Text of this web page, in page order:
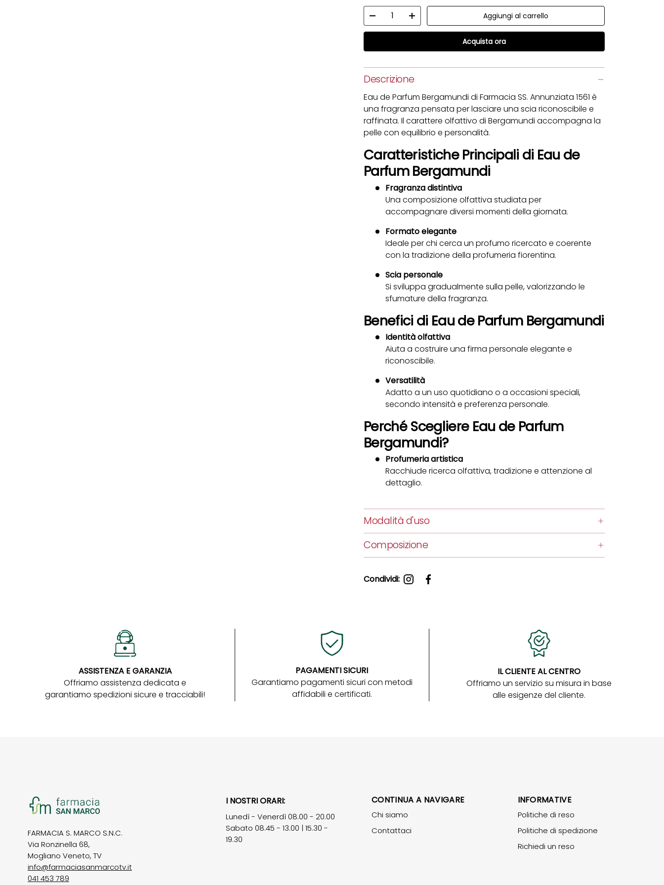
Diminuire la quantitàAumenta la quantità
Aggiungi al carrello
Acquista ora
Descrizione
Eau de Parfum Bergamundi di Farmacia SS. Annunziata 1561 è
una fragranza pensata per lasciare una scia riconoscibile e
raffinata. Il carattere olfattivo di Bergamundi accompagna la
pelle con equilibrio e personalità.
Caratteristiche Principali di Eau de
Parfum Bergamundi
Fragranza distintiva
Una composizione olfattiva studiata per
accompagnare diversi momenti della giornata.
Formato elegante
Ideale per chi cerca un profumo ricercato e coerente
con la tradizione della profumeria fiorentina.
Scia personale
Si sviluppa gradualmente sulla pelle, valorizzando le
sfumature della fragranza.
Benefici di Eau de Parfum Bergamundi
Identità olfattiva
Aiuta a costruire una firma personale elegante e
riconoscibile.
Versatilità
Adatto a un uso quotidiano o a occasioni speciali,
secondo intensità e preferenza personale.
Perché Scegliere Eau de Parfum
Bergamundi?
Profumeria artistica
Racchiude ricerca olfattiva, tradizione e attenzione al
dettaglio.
Modalità d'uso
Composizione
Condividi:
ASSISTENZA E GARANZIA
Offriamo assistenza dedicata e
garantiamo spedizioni sicure e tracciabili!
PAGAMENTI SICURI
Garantiamo pagamenti sicuri con metodi
affidabili e certificati.
IL CLIENTE AL CENTRO
Offriamo un servizio su misura in base
alle esigenze del cliente.
FARMACIA S. MARCO S.N.C.
Via Ronzinella 68,
Mogliano Veneto, TV
info@farmaciasanmarcotv.it
041 453 789
I NOSTRI ORARI:
Lunedì - Venerdì 08.00 - 20.00
Sabato 08.45 - 13.00 | 15.30 -
19.30
CONTINUA A NAVIGARE
Chi siamo
Contattaci
INFORMATIVE
Politiche di reso
Politiche di spedizione
Richiedi un reso